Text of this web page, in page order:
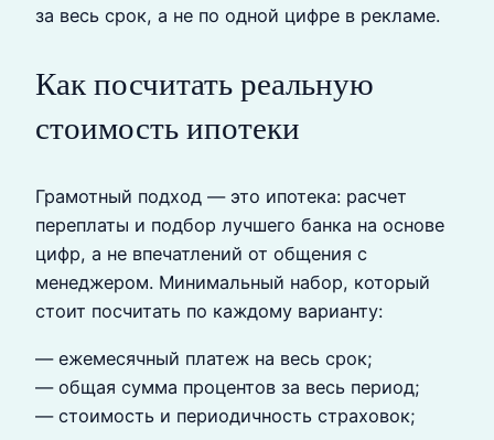
за весь срок, а не по одной цифре в рекламе.
Как посчитать реальную
стоимость ипотеки
Грамотный подход — это ипотека: расчет
переплаты и подбор лучшего банка на основе
цифр, а не впечатлений от общения с
менеджером. Минимальный набор, который
стоит посчитать по каждому варианту:
— ежемесячный платеж на весь срок;
— общая сумма процентов за весь период;
— стоимость и периодичность страховок;